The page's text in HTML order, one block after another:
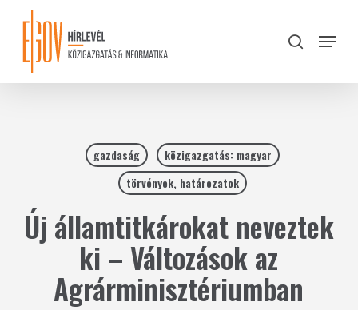
content
search
Menu
gazdaság
közigazgatás: magyar
törvények, határozatok
Új államtitkárokat neveztek
ki – Változások az
Agrárminisztériumban
Close